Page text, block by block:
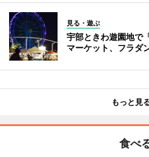
見る・遊ぶ
宇部ときわ遊園地で
マーケット、フラダ
もっと見
食べ